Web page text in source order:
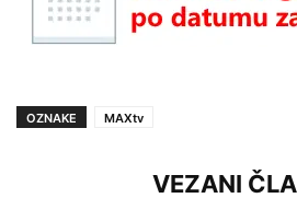
OZNAKE MAXtv
VEZANI